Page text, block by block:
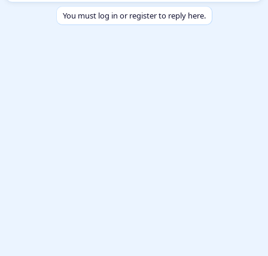
You must log in or register to reply here.